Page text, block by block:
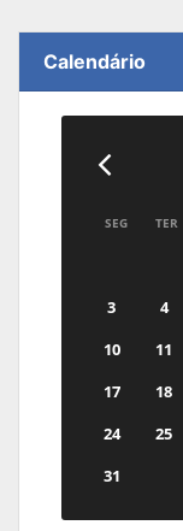
Calendário
SEG TER
3
4
10
11
17
18
24
25
31